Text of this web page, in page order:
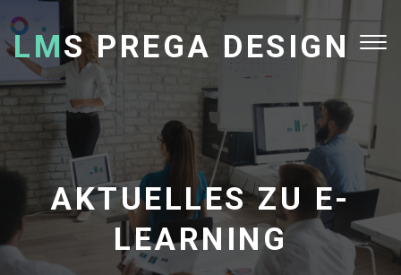
LMS PREGA DESIGN
AKTUELLES ZU E-
LEARNING